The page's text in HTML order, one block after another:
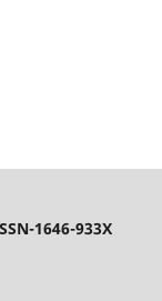
1646-933X